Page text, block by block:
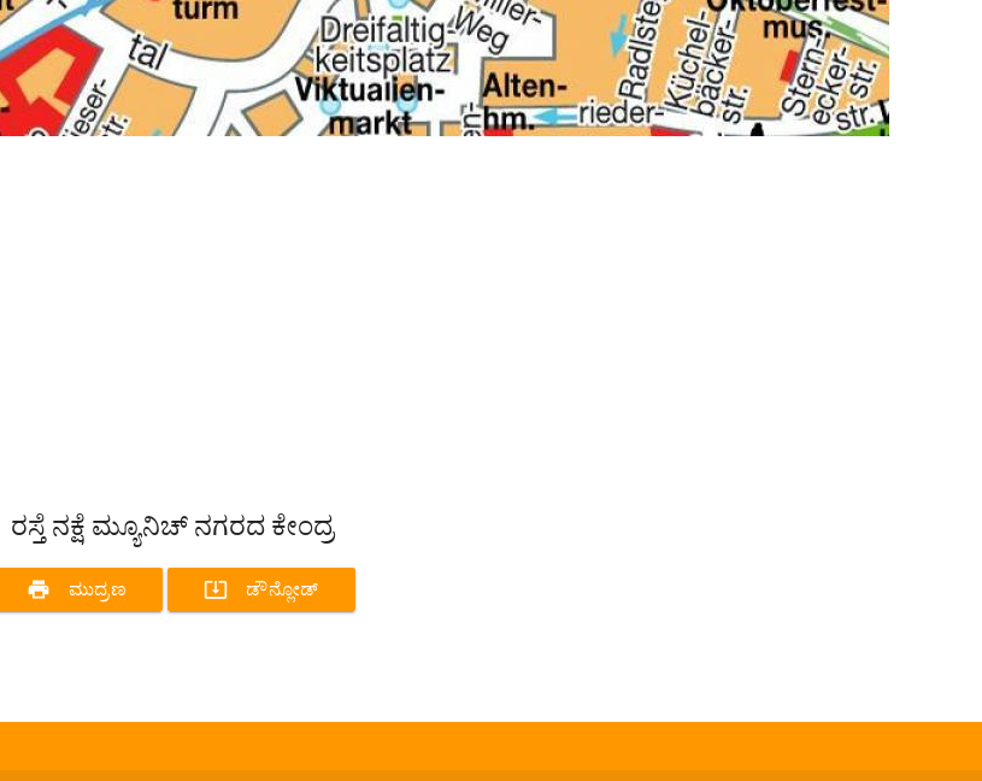
ರಸ್ತೆ ನಕ್ಷೆ ಮ್ಯೂನಿಚ್ ನಗರದ ಕೇಂದ್ರ
print ಮುದ್ರಣ system_update_alt ಡೌನ್ಲೋಡ್